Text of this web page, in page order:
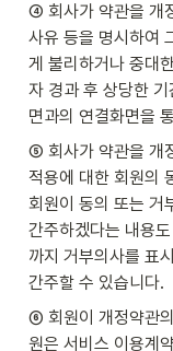
④ 회사가 약관을 개
사유 등을 명시하여
게 불리하거나 중대
자 경과 후 상당한
면과의 연결화면을
⑤ 회사가 약관을 개
적용에 대한 회원의
회원이 동의 또는 거
간주하겠다는 내용
까지 거부의사를 표
간주할 수 있습니다.
⑥ 회원이 개정약관
원은 서비스 이용계